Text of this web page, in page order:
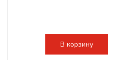
В корзину